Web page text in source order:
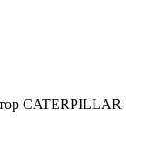
CATERPILLAR